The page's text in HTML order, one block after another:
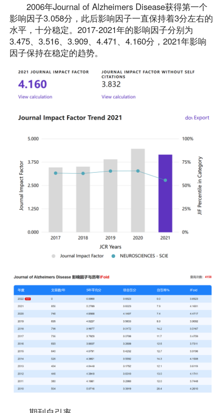
2006年Journal of Alzheimers Disease获得第一个
影响因子3.058分，此后影响因子一直保持着3分左右的
水平，十分稳定。2017-2021年的影响因子分别为
3.475、3.516、3.909、4.471、4.160分，2021年影响
因子保持在稳定的趋势。